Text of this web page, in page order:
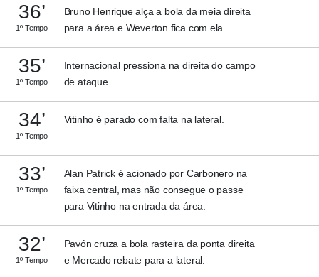
36’
1º Tempo
Bruno Henrique alça a bola da meia direita
para a área e Weverton fica com ela.
35’
1º Tempo
Internacional pressiona na direita do campo
de ataque.
34’
1º Tempo
Vitinho é parado com falta na lateral.
33’
1º Tempo
Alan Patrick é acionado por Carbonero na
faixa central, mas não consegue o passe
para Vitinho na entrada da área.
32’
1º Tempo
Pavón cruza a bola rasteira da ponta direita
e Mercado rebate para a lateral.